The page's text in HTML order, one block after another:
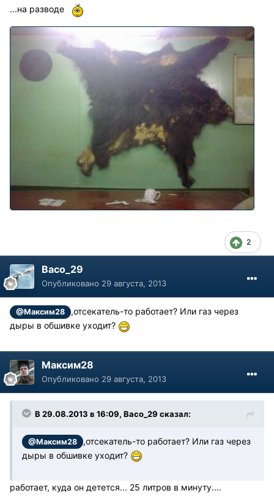
...на разводе
2
Васо_29
Опубликовано 29 августа, 2013
@Максим28
,отсекатель-то работает? Или газ через
дыры в обшивке уходит?
Максим28
Опубликовано 29 августа, 2013
В 29.08.2013 в 16:09, Васо_29 сказал:
@Максим28
,отсекатель-то работает? Или газ через
дыры в обшивке уходит?
работает, куда он детется... 25 литров в минуту....